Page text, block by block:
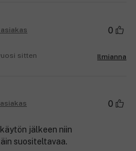
0
sitten Ilmianna
0
jälkeen niin
suositeltavaa.